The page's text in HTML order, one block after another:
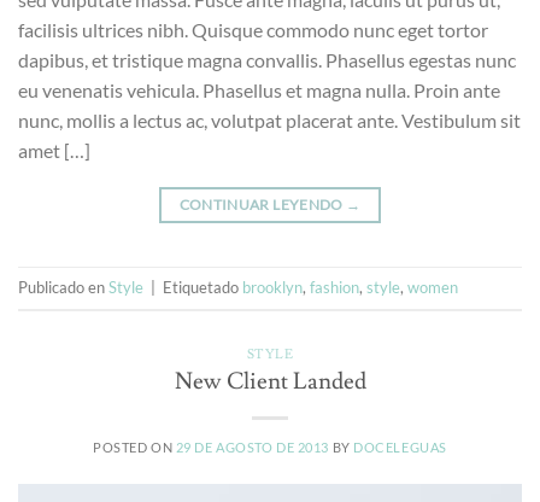
facilisis ultrices nibh. Quisque commodo nunc eget tortor
dapibus, et tristique magna convallis. Phasellus egestas nunc
eu venenatis vehicula. Phasellus et magna nulla. Proin ante
nunc, mollis a lectus ac, volutpat placerat ante. Vestibulum sit
amet […]
CONTINUAR LEYENDO →
Publicado enStyle Etiquetado brooklyn, fashion, style, women
STYLE
New Client Landed
POSTED ON 29 DE AGOSTO DE 2013 BY DOCELEGUAS